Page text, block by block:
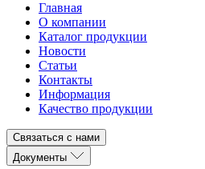
Главная
О компании
Каталог продукции
Новости
Статьи
Контакты
Информация
Качество продукции
Связаться с нами
Документы